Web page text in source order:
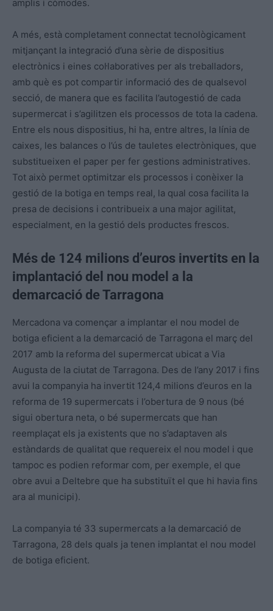
amplis i còmodes.
A més, està completament connectat tecnològicament
mitjançant la integració d’una sèrie de dispositius
electrònics i eines col·laboratives per als treballadors,
amb què es pot compartir informació des de qualsevol
secció, de manera que es facilita l’autogestió de cada
supermercat i s’agilitzen els processos de tota la cadena.
Entre els nous dispositius, hi ha, entre altres, la línia de
caixes, les balances o l’ús de tauletes electròniques, que
substitueixen el paper per fer gestions administratives.
Tot això permet optimitzar els processos i conèixer la
gestió de la botiga en temps real, la qual cosa facilita la
presa de decisions i contribueix a una major agilitat,
especialment, en la gestió dels productes frescos.
Més de 124 milions d’euros invertits en la
implantació del nou model a la
demarcació de Tarragona
Mercadona va començar a implantar el nou model de
botiga eficient a la demarcació de Tarragona el març del
2017 amb la reforma del supermercat ubicat a Via
Augusta de la ciutat de Tarragona. Des de l’any 2017 i fins
avui la companyia ha invertit 124,4 milions d’euros en la
reforma de 19 supermercats i l’obertura de 9 nous (bé
sigui obertura neta, o bé supermercats que han
reemplaçat els ja existents que no s’adaptaven als
estàndards de qualitat que requereix el nou model i que
tampoc es podien reformar com, per exemple, el que
obre avui a Deltebre que ha substituït el que hi havia fins
ara al municipi).
La companyia té 33 supermercats a la demarcació de
Tarragona, 28 dels quals ja tenen implantat el nou model
de botiga eficient.